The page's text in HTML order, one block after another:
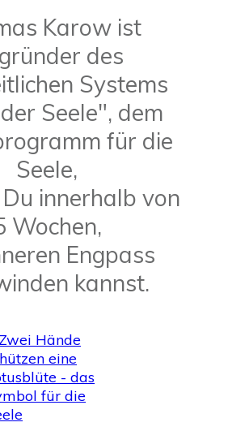
Karow ist
des
Systems
Seele", dem
für die
Seele,
innerhalb von
Wochen,
Engpass
kannst.